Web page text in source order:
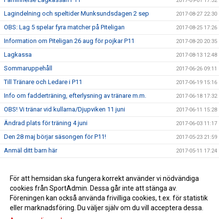
Lagindelning och speltider Munksundsdagen 2 sep 2017-08-27 22:30
OBS: Lag 5 spelar fyra matcher på Piteligan 2017-08-25 17:26
Information om Piteligan 26 aug för pojkar P11 2017-08-20 20:35
Lagkassa 2017-08-13 12:48
Sommaruppehåll 2017-06-26 09:11
Till Tränare och Ledare i P11 2017-06-19 15:16
Info om fadderträning, efterlysning av tränare m.m. 2017-06-18 17:32
OBS! Vi tränar vid kullarna/Djupviken 11 juni 2017-06-11 15:28
Ändrad plats för träning 4 juni 2017-06-03 11:17
Den 28 maj börjar säsongen för P11! 2017-05-23 21:59
Anmäl ditt barn här 2017-05-11 17:24
Välkomna till upptaktsträff för föräldrar till barn födda 2011 2017-04-24 12:31
Välkommen att spela fotboll i Piteå IF 2017-02-14 06:37
För att hemsidan ska fungera korrekt använder vi nödvändiga
cookies från SportAdmin. Dessa går inte att stänga av.
Föreningen kan också använda frivilliga cookies, t.ex. för statistik
eller marknadsföring. Du väljer själv om du vill acceptera dessa.